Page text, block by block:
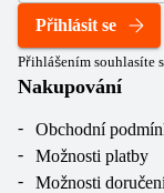
Přihlásit se
Přihlášením souhlasíte
Nakupování
Obchodní
Možnosti platby
Možnosti